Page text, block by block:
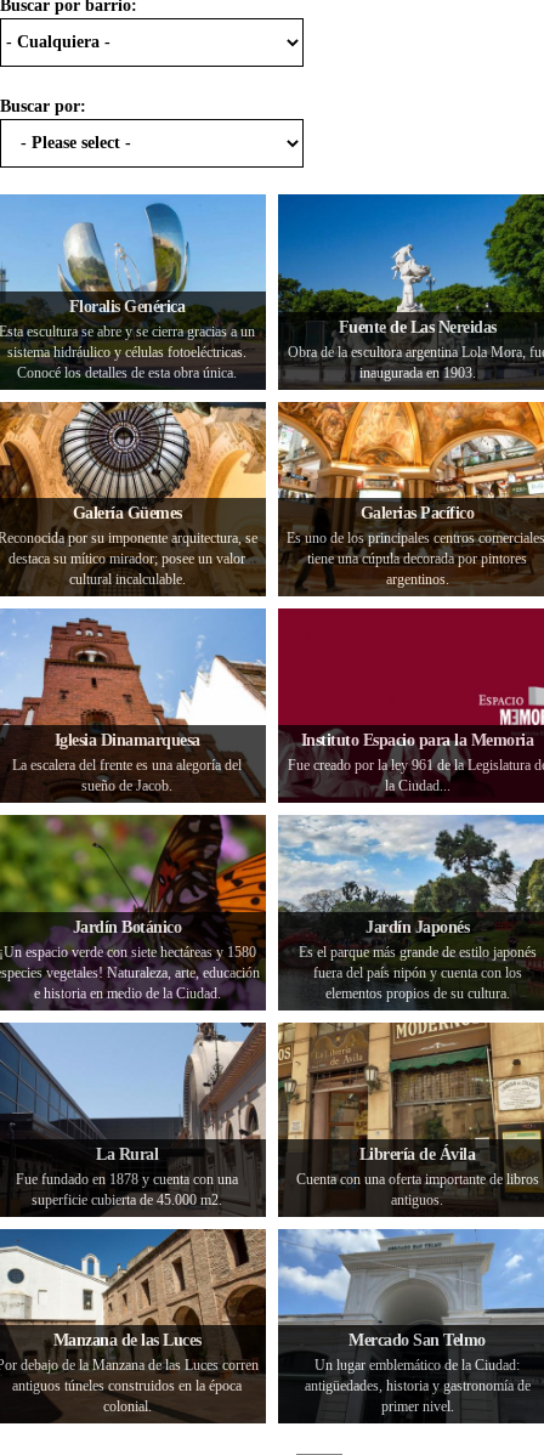
Buscar por barrio:
Buscar por:
Floralis Genérica
Esta escultura se abre y se cierra gracias a un
sistema hidráulico y células fotoeléctricas.
Conocé los detalles de esta obra única.
Fuente de Las Nereidas
Obra de la escultora argentina Lola Mora,
inaugurada en 1903.
Galería Güemes
por su imponente arquitectura, se
destaca su mítico mirador; posee un valor
cultural incalculable.
Galerias Pacífico
Es uno de los principales centros
tiene una cúpula decorada por pintores
argentinos.
Iglesia Dinamarquesa
La escalera del frente es una alegoría del
sueño de Jacob.
Instituto Espacio para la Memoria
Fue creado por la ley 961 de la Legislatura
la Ciudad...
Jardín Botánico
espacio verde con siete hectáreas y 1580
vegetales! Naturaleza, arte, educación
e historia en medio de la Ciudad.
Jardín Japonés
Es el parque más grande de estilo japonés
fuera del país nipón y cuenta con los
elementos propios de su cultura.
La Rural
Fue fundado en 1878 y cuenta con una
superficie cubierta de 45.000 m2.
Librería de Ávila
Cuenta con una oferta importante de libros
antiguos.
Manzana de las Luces
debajo de la Manzana de las Luces corren
antiguos túneles construidos en la época
colonial.
Mercado San Telmo
Un lugar emblemático de la Ciudad:
antigüedades, historia y gastronomía de
primer nivel.